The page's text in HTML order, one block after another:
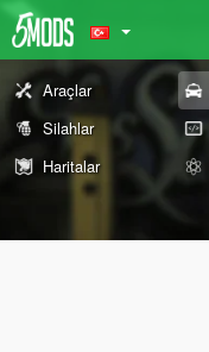
Araçlar
Silahlar
Haritalar